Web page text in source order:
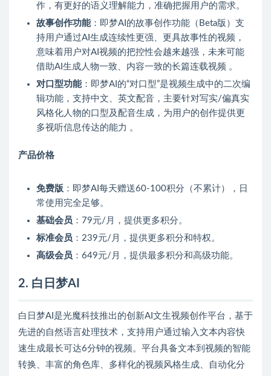
作，有更好的语义理解能力，准确把握用户的需求。
故事创作功能：即梦AI的故事创作功能（Beta版）支
持用户通过AI生成连续性更强、更具故事性的视频，
意味着用户对AI视频的把控性会越来越强，未来可能
借助AI生成人物一致、内容一致的长篇连载视频 。
对口型功能：即梦AI的“对口型”是视频生成中的二次编
辑功能，支持中文、英文配音，主要针对写实/偏真实
风格化人物的口型及配音生成，为用户的创作提供更
多视听信息传达的能力 。
产品价格
免费版 ：即梦AI每天赠送60-100积分（不累计），日
常使用完全足够。
基础会员 ：79元/月，提供更多积分。
标准会员 ：239元/月，提供更多积分和特权。
高级会员 ：649元/月，提供最多积分和高级功能。
2. 白日梦AI
白日梦AI是光魔科技推出的创新AI文生视频创作平台，基于
先进的自然语言处理技术，支持用户通过输入文本内容快
速生成最长可达6分钟的视频。平台具备文本到视频的智能
转换、丰富的角色库、多样化的视频风格生成、自动化分